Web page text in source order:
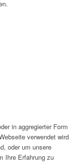
in aggregierter Form
verwendet wird
oder um unsere
Ihre Erfahrung zu